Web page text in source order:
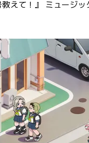
えて！』 ミュージッ